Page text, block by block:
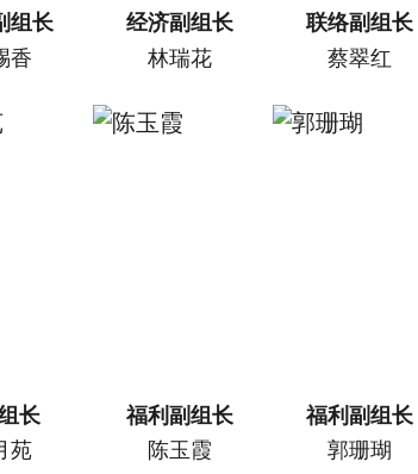
组长
香
经济副组长
林瑞花
联络副组长
蔡翠红
长
苑
福利副组长
陈玉霞
福利副组长
郭珊瑚